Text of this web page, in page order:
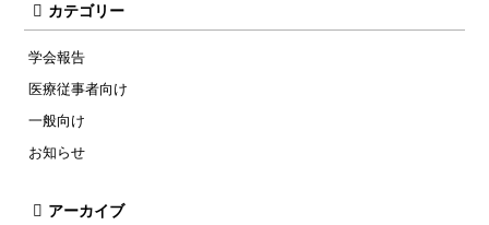
カテゴリー
学会報告
医療従事者向け
一般向け
お知らせ
アーカイブ